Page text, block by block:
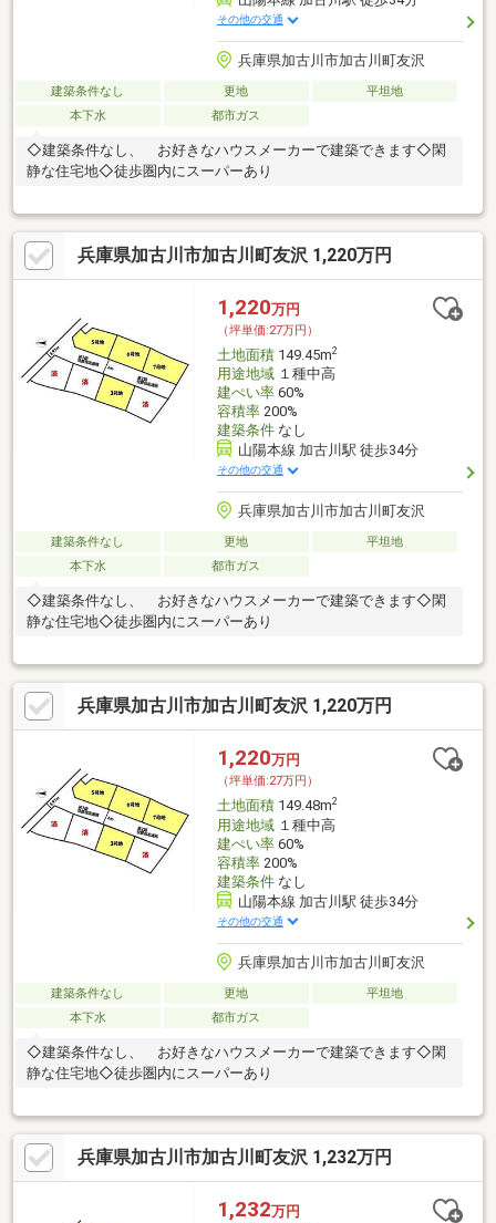
その他の交通
兵庫県加古川市加古川町友沢
建築条件なし 更地
平坦地
本下水
都市ガス
◇建築条件なし、 お好きなハウスメーカーで建築できます◇閑
静な住宅地◇徒歩圏内にスーパーあり
兵庫県加古川市加古川町友沢 1,220万円
1,220万円
（坪単価:27万円）
土地面積149.45m2
用途地域１種中高
建ぺい率60%
容積率200%
建築条件なし
山陽本線 加古川駅 徒歩34分
その他の交通
兵庫県加古川市加古川町友沢
建築条件なし 更地
平坦地
本下水
都市ガス
◇建築条件なし、 お好きなハウスメーカーで建築できます◇閑
静な住宅地◇徒歩圏内にスーパーあり
兵庫県加古川市加古川町友沢 1,220万円
1,220万円
（坪単価:27万円）
土地面積149.48m2
用途地域１種中高
建ぺい率60%
容積率200%
建築条件なし
山陽本線 加古川駅 徒歩34分
その他の交通
兵庫県加古川市加古川町友沢
建築条件なし 更地
平坦地
本下水
都市ガス
◇建築条件なし、 お好きなハウスメーカーで建築できます◇閑
静な住宅地◇徒歩圏内にスーパーあり
兵庫県加古川市加古川町友沢 1,232万円
1,232万円